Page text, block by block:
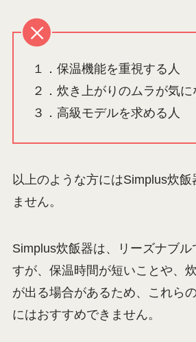
１．保温機能を重視する人
２．炊き上がりのムラが気に
３．高級モデルを求める人
以上のような方にはSimplus炊飯
ません。
Simplus炊飯器は、リーズナブ
すが、保温時間が短いことや、
が出る場合があるため、これら
にはおすすめできません。